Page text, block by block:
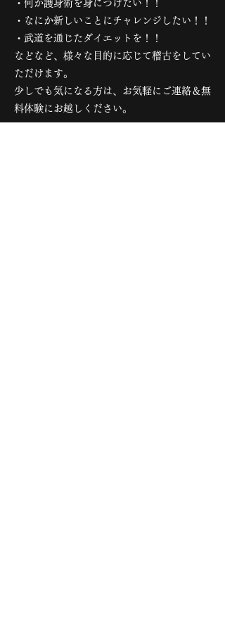
・何か護身術を身につけたい！！
・なにか新しいことにチャレンジしたい！！
・武道を通じたダイエットを！！
などなど、様々な目的に応じて稽古をしてい
ただけます。
​少しでも気になる方は、お気軽にご連絡＆無
料体験にお越しください。